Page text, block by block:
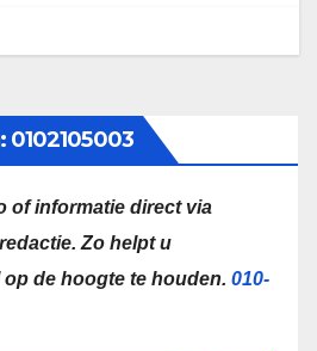
of informatie direct via
Zo helpt u
de hoogte te houden. 010-